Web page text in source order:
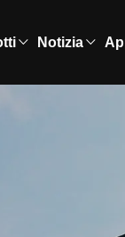
Notizia